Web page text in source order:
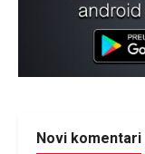
Novi komentari